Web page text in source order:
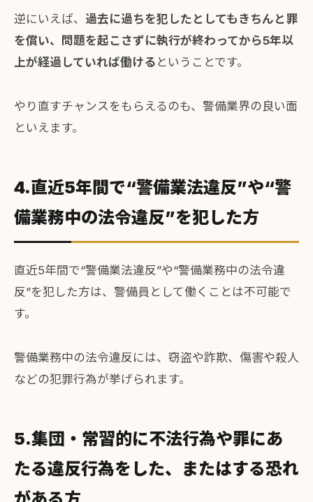
逆にいえば、 過去に過ちを犯したとしてもきちんと罪
を償い、問題を起こさずに執行が終わってから5年以
上が経過していれば働ける ということです。
やり直すチャンスをもらえるのも、警備業界の良い面
といえます。
4.直近5年間で“警備業法違反”や“警
備業務中の法令違反”を犯した方
直近5年間で“警備業法違反”や“警備業務中の法令違
反”を犯した方は、警備員として働くことは不可能で
す。
警備業務中の法令違反には、窃盗や詐欺、傷害や殺人
などの犯罪行為が挙げられます。
5.集団・常習的に不法行為や罪にあ
たる違反行為をした、またはする恐れ